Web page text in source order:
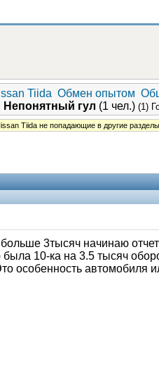
Tiida Обмен опытом
Непонятный гул (1 чел.) (1)
Tiida не попадающие в другие
3тысяч начинаю
10-ка на 3.5 тысяч
особенность автомобиля